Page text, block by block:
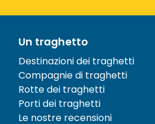
Un traghetto
Destinazioni dei traghetti
Compagnie di traghetti
Rotte dei traghetti
Porti dei traghetti
Le nostre recensioni